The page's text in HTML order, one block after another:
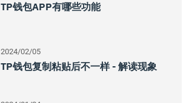
TP钱包APP有哪些功能
2024/02/05
TP钱包复制粘贴后不一样 - 解读现象